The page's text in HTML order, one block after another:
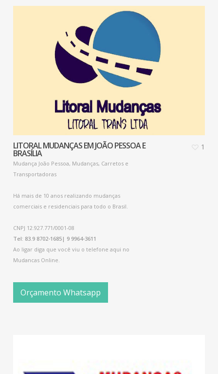
LITORAL MUDANÇAS EM JOÃO PESSOA E
BRASÍLIA
Mudança João Pessoa, Mudanças, Carretos e
Transportadoras
Há mais de 10 anos realizando mudanças
comerciais e residenciais para todo o Brasil.
CNPJ 12.927.771/0001-08
Tel: 83.9 8702-1685| 9 9964-3611
Ao ligar diga que você viu o telefone aqui no
Mudancas Online.
Orçamento Whatsapp
1